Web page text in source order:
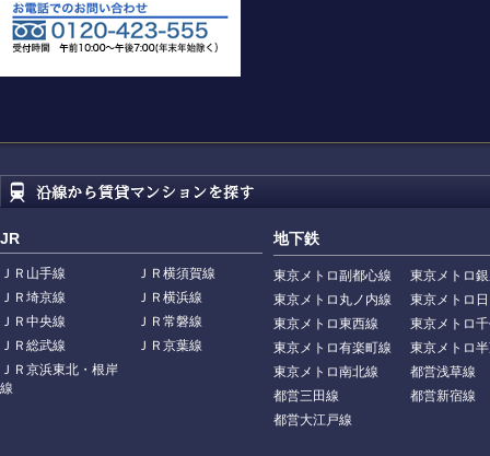
JR
ＪＲ山手線
ＪＲ横須賀線
ＪＲ埼京線
ＪＲ横浜線
ＪＲ中央線
ＪＲ常磐線
ＪＲ総武線
ＪＲ京葉線
ＪＲ京浜東北・根岸
線
地下鉄
東京メトロ副都心線
東京メトロ
東京メトロ丸ノ内線
東京メトロ
東京メトロ東西線
東京メトロ
東京メトロ有楽町線
東京メトロ
東京メトロ南北線
都営浅草線
都営三田線
都営新宿線
都営大江戸線